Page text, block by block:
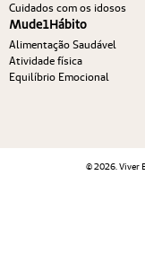
Cuidados com os idosos
Mude1Hábito
Alimentação Saudável
Atividade física
Equilíbrio Emocional
© 2026. Viver